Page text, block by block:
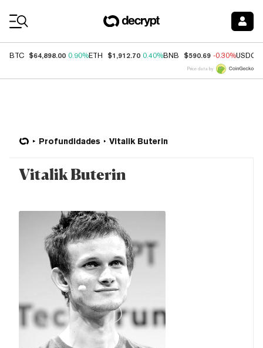
BTC $64,898.00 0.90%ETH $1,912.70 0.40%BNB $590.69 -0.30%USDC
Price data by
Profundidades Vitalik Buterin
Vitalik Buterin